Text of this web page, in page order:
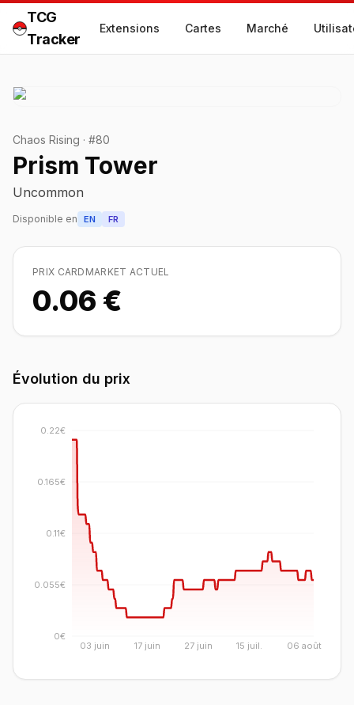
TCG
Tracker
Extensions Cartes Marché
Chaos Rising · #80
Prism Tower
Uncommon
Disponible en EN FR
PRIX CARDMARKET ACTUEL
0.06 €
Évolution du prix
03 juin 17 juin 27 juin 15 juil. 06 août
0€
0.055€
0.11€
0.165€
0.22€